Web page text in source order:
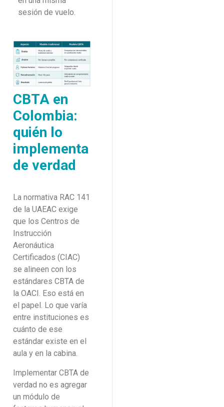
sesión de vuelo.
CBTA en
Colombia:
quién lo
implementa
de verdad
La normativa RAC 141
de la UAEAC exige
que los Centros de
Instrucción
Aeronáutica
Certificados (CIAC)
se alineen con los
estándares CBTA de
la OACI. Eso está en
el papel. Lo que varía
entre instituciones es
cuánto de ese
estándar existe en el
aula y en la cabina.
Implementar CBTA de
verdad no es agregar
un módulo de